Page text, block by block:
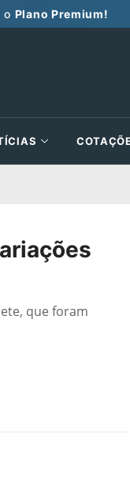
o Plano Premium!
que foram